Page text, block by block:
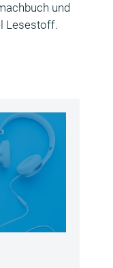
und
Lesestoff.